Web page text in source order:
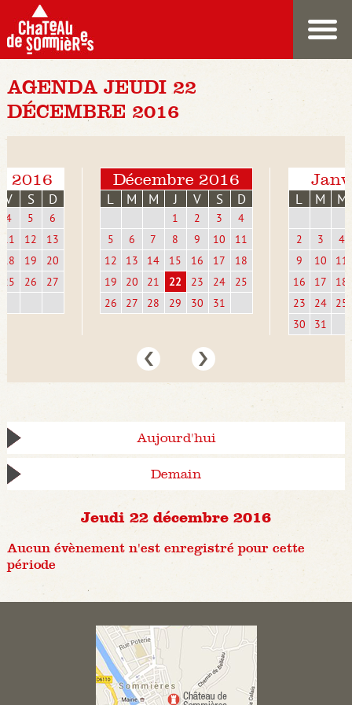
AGENDA JEUDI 22
DÉCEMBRE 2016
2016
V S D
4 5
6
11
12
13
18
19
20
25
26 27
Décembre 2016
L M M J V S D
1 2 3
4
5
6 7 8 9 10
11
12
13 14 15 16 17
18
19
20 21 22 23 24
25
26
27 28 29 30 31
L M M
2 3
4
9
10
11
16
17
18
23
24
25
30
31
Aujourd'hui
Demain
Jeudi 22 décembre 2016
Aucun évènement n'est enregistré pour cette
période